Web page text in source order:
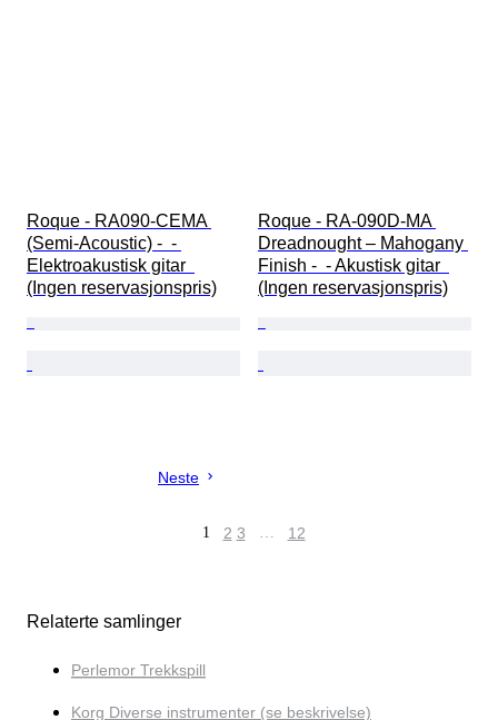
Roque - RA090-CEMA
(Semi-Acoustic) -  -
Elektroakustisk gitar
(Ingen reservasjonspris)
Roque - RA-090D-MA
Dreadnought – Mahogany
Finish -  - Akustisk gitar
(Ingen reservasjonspris)
Neste
1 2 3 … 12
Relaterte samlinger
Perlemor Trekkspill
Korg Diverse instrumenter (se beskrivelse)